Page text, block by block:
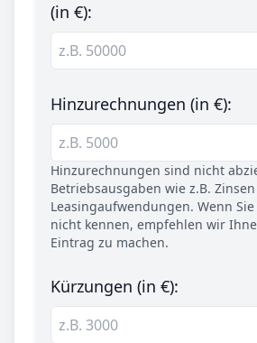
(in €):
Hinzurechnungen (in €):
Hinzurechnungen sind nicht
Betriebsausgaben wie z.B.
Leasingaufwendungen. Wenn
nicht kennen, empfehlen wir
Eintrag zu machen.
Kürzungen (in €):